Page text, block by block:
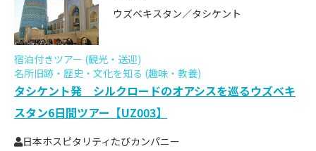
ウズベキスタン／タシケント
宿泊付きツアー (観光・送迎)
名所旧跡・歴史・文化を知る (趣味・教養)
タシケント発 シルクロードのオアシスを巡るウズベキ
スタン6日間ツアー【UZ003】
日本ホスピタリティたびカンパニー